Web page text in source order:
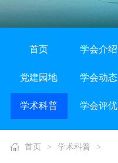
首页 学会介绍
党建园地 学会动态
学术科普 学会评优
首页 > 学术科普 >